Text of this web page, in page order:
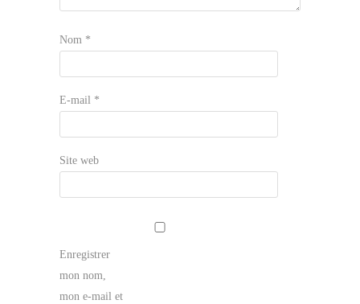
Nom *
E-mail *
Site web
Enregistrer
mon nom,
mon e-mail et